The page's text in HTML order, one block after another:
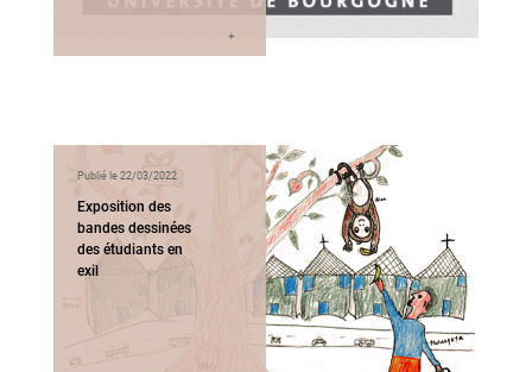
Publié le 22/03/2022
Exposition des
bandes dessinées
des étudiants en
exil